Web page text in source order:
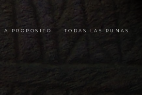
A PROPOSITO TODAS LAS RUNAS